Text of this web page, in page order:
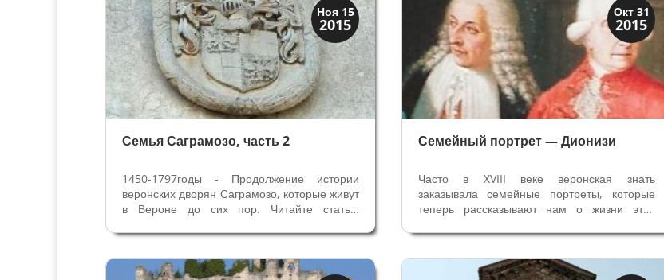
Ноя 15
2015
Верона
Веронцы
Семья Саграмозо, часть 2
1450-1797годы - Продолжение истории
веронских дворян Саграмозо, которые живут
в Вероне до сих пор. Читайте статью
знатной семьи Саграмозо неразрывано
связана с историей веронских территорий, с
XV века Верона стала частью...
Окт 31
2015
Иконография
Портреты
Семейный портрет — Дионизи
Часто в XVIII веке веронская знать
заказывала семейные портреты, которые
теперь рассказывают нам о жизни этих
социальном положении и выгодных
брачных союзах среди знати. Один из
многих сохранившихся семейных портретов